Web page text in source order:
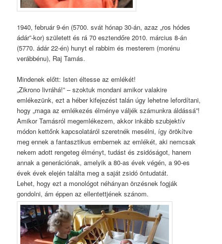
1940, február 9-én (5700. svát hónap 30-án, azaz „ros hódes
ádár”-kor) született és rá 70 esztendőre 2010. március 8-án
(5770. ádár 22-én) hunyt el rabbim és mesterem (morénu
verábbénu), Raj Tamás.
Mindenek előtt: Isten éltesse az emlékét!
„Zikrono livráhá!” – szoktuk mondani amikor valakire
emlékezünk, ezt a héber kifejezést talán úgy lehetne lefordítani,
hogy „maga az emlékezés élménye váljék számunkra áldássá”!
Amikor Tamásról megemlékezem, akkor inkább szubjektív
módon kettőnk kapcsolatáról szeretnék mesélni, így örökítve
meg ennek a fantasztikus embernek az emlékét, aki nemcsak
nekem adott rengeteg élményt, tudást és zsidóságot, hanem
annak a generációnak, amelyik a 80-as évek végén, a 90-es
évek évek elején találta meg a saját zsidó öntudatát.
Lehet, hogy ezt a monológot néhányan önzésnek fogják
gondolni, ám éppen az ellentettjének szánom.